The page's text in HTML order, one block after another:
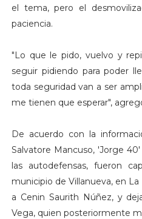
el tema, pero el
paciencia.
"Lo que le pido, vuelvo y
seguir pidiendo para poder
toda seguridad van a ser
me tienen que esperar",
De acuerdo con la
Salvatore Mancuso, 'Jorge
las autodefensas, fueron
municipio de Villanueva, en La
a Cenin Saurith Núñez, y
Vega, quien posteriormente